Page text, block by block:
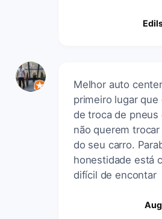
Melhor auto
primeiro lugar
de troca de pneus
não querem
do seu carro.
honestidade está
difícil de encontar